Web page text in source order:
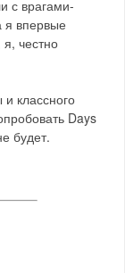
с врагами-
я впервые
честно
классного
Days
будет.